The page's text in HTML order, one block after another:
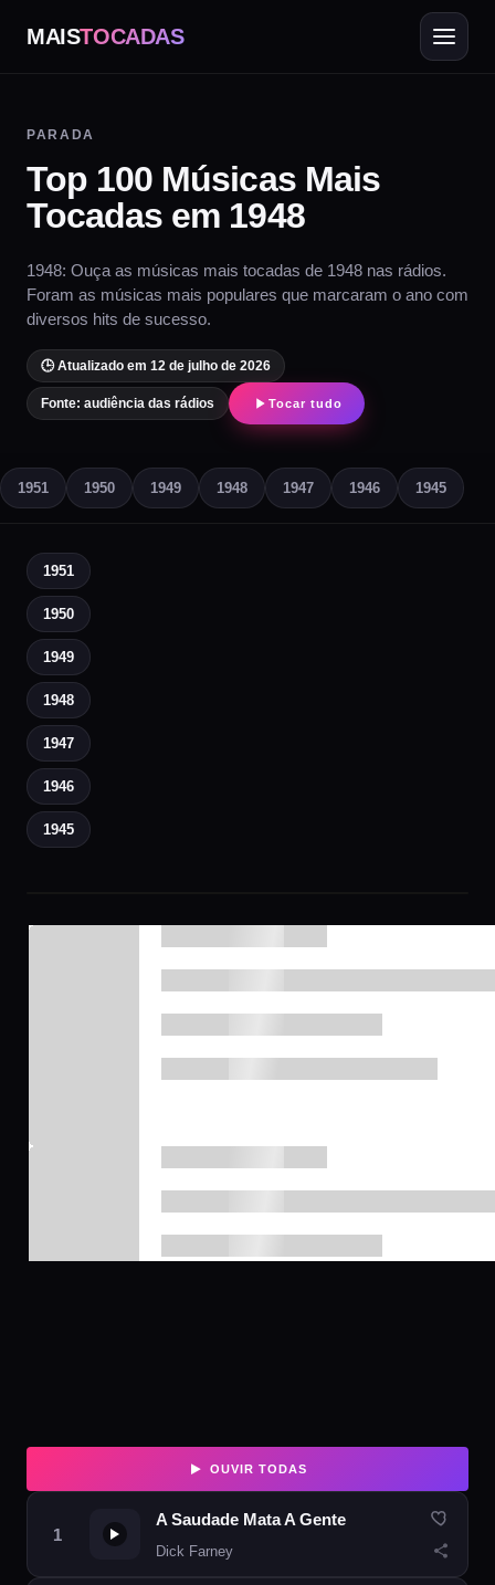
MAISTOCADAS
PARADA
Top 100 Músicas Mais
Tocadas em 1948
1948: Ouça as músicas mais tocadas de 1948 nas rádios.
Foram as músicas mais populares que marcaram o ano com
diversos hits de sucesso.
🕒 Atualizado em 12 de julho de 2026
Fonte: audiência das rádios Tocar tudo
1951 1950 1949 1948 1947 1946 1945
1951
1950
1949
1948
1947
1946
1945
OUVIR TODAS
A Saudade Mata A Gente
Dick Farney